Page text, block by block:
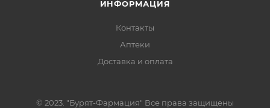
ИНФОРМАЦИЯ
Контакты
Аптеки
Доставка и оплата
© 2023. "Бурят-Фармация" Все права защищены